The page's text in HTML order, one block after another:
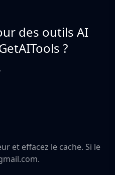
des outils AI
?
et effacez le cache. Si le